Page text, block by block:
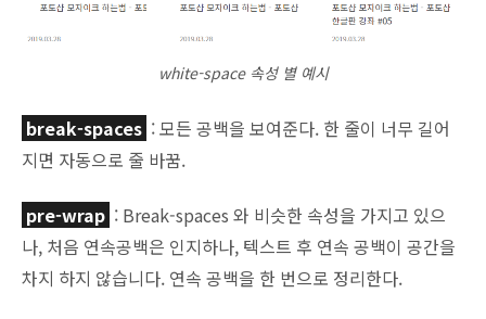
white-space 속성 별 예시
break-spaces : 모든 공백을 보여준다. 한 줄이 너무 길어
지면 자동으로 줄 바꿈.
pre-wrap : Break-spaces 와 비슷한 속성을 가지고 있으
나, 처음 연속공백은 인지하나, 텍스트 후 연속 공백이 공간을
차지 하지 않습니다. 연속 공백을 한 번으로 정리한다.